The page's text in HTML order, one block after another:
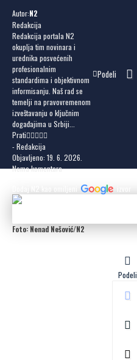
Autor:N2
Redakcija
Redakcija portala N2
okuplja tim novinara i
urednika posvećenih
profesionalnim
standardima i objektivnom
informisanju. Naš rad se
temelji na pravovremenom
izveštavanju o ključnim
događajima u Srbiji...
Prati
- Redakcija
Objavljeno: 19. 6. 2026.
Nema komentara
Podeli
Foto: Nenad Nešović/N2
Podeli